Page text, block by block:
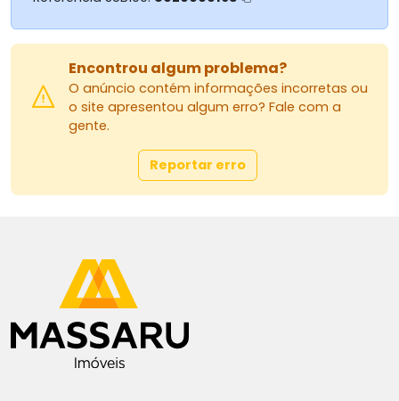
E-mail: vendasgrupomassaru@gmail.com
Instagram: grupomassaru
AGRADECEMOS A PREFERÊNCIA
Encontrou algum problema?
O anúncio contém informações incorretas ou
o site apresentou algum erro? Fale com a
gente.
Reportar erro